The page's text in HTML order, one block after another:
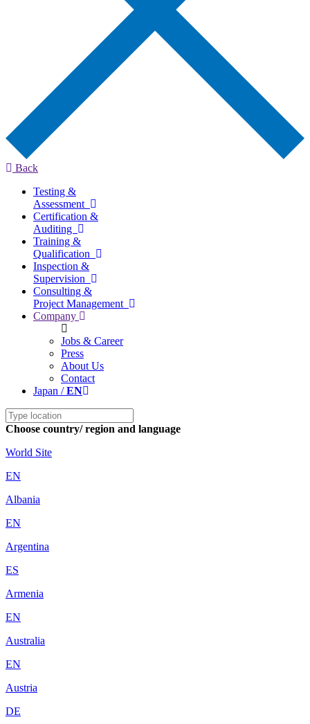
Back
Testing &
Assessment
Certification &
Auditing
Training &
Qualification
Inspection &
Supervision
Consulting &
Project Management
Company
Jobs & Career
Press
About Us
Contact
Japan /EN
Choose country/ region and language
World Site
EN
Albania
EN
Argentina
ES
Armenia
EN
Australia
EN
Austria
DE